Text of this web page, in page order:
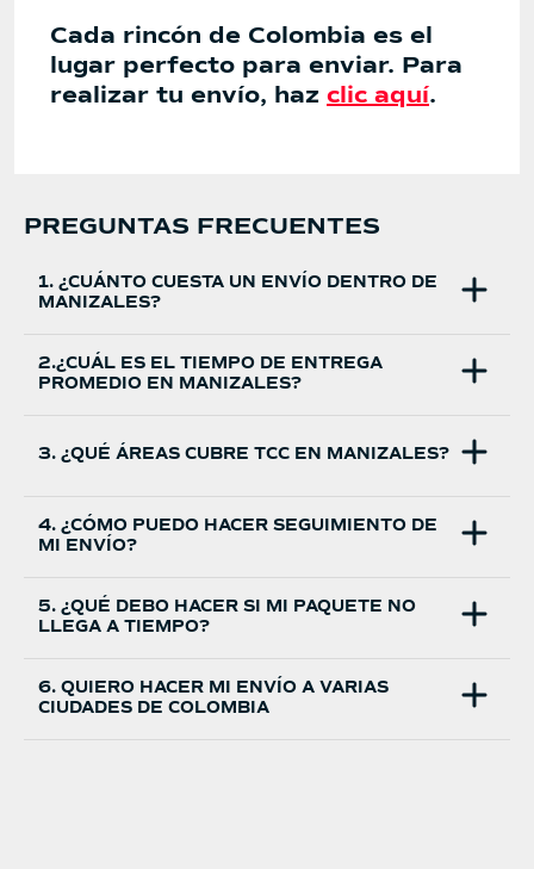
Cada rincón de Colombia es el
lugar perfecto para enviar. Para
realizar tu envío, haz clic aquí.
PREGUNTAS FRECUENTES
1. ¿CUÁNTO CUESTA UN ENVÍO DENTRO DE
MANIZALES?
2.¿CUÁL ES EL TIEMPO DE ENTREGA
PROMEDIO EN MANIZALES?
3. ¿QUÉ ÁREAS CUBRE TCC EN MANIZALES?
4. ¿CÓMO PUEDO HACER SEGUIMIENTO DE
MI ENVÍO?
5. ¿QUÉ DEBO HACER SI MI PAQUETE NO
LLEGA A TIEMPO?
6. QUIERO HACER MI ENVÍO A VARIAS
CIUDADES DE COLOMBIA